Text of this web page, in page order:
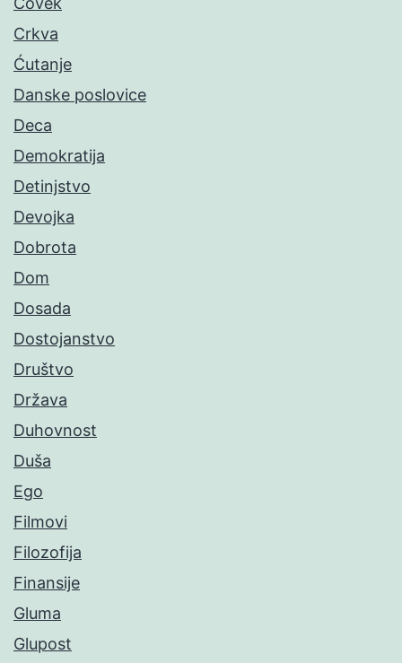
Crkva
Ćutanje
Danske poslovice
Deca
Demokratija
Detinjstvo
Devojka
Dobrota
Dom
Dosada
Dostojanstvo
Društvo
Država
Duhovnost
Duša
Ego
Filmovi
Filozofija
Finansije
Gluma
Glupost